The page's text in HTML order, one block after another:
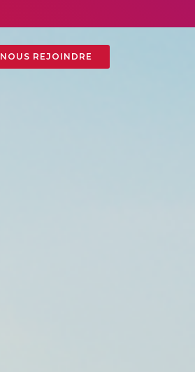
NOUS REJOINDRE